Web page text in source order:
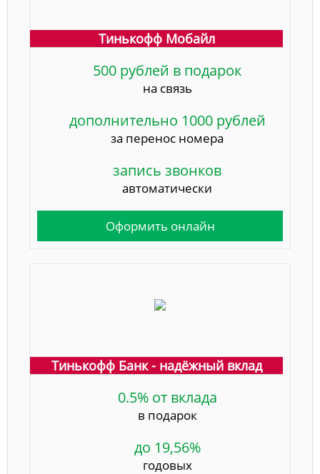
Тинькофф Мобайл
500 рублей в подарок
на связь
дополнительно 1000 рублей
за перенос номера
запись звонков
автоматически
Оформить онлайн
Тинькофф Банк - надёжный вклад
0.5% от вклада
в подарок
до 19,56%
годовых